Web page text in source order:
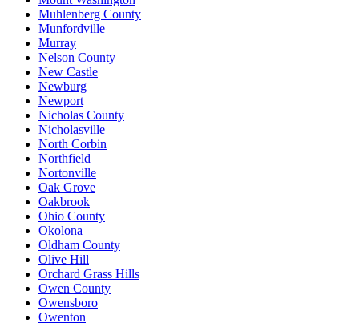
Muhlenberg County
Munfordville
Murray
Nelson County
New Castle
Newburg
Newport
Nicholas County
Nicholasville
North Corbin
Northfield
Nortonville
Oak Grove
Oakbrook
Ohio County
Okolona
Oldham County
Olive Hill
Orchard Grass Hills
Owen County
Owensboro
Owenton